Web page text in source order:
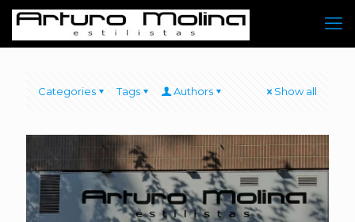
Categories Tags Authors Show all